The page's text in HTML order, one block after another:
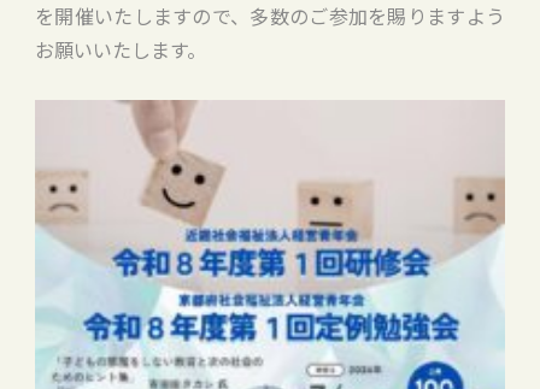
を開催いたしますので、多数のご参加を賜りますよう
お願いいたします。